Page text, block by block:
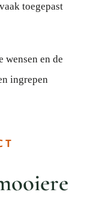
toegepast
wensen en de
ingrepen